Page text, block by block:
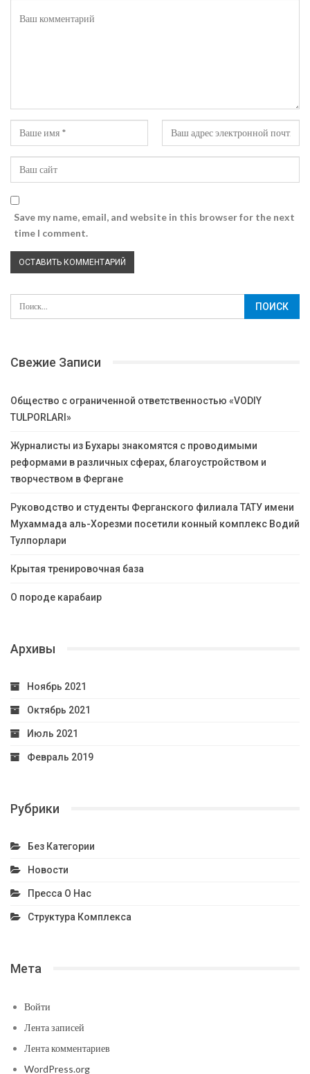
Save my name, email, and website in this browser for the next
time I comment.
Свежие Записи
Общество с ограниченной ответственностью «VODIY
TULPORLARI»
Журналисты из Бухары знакомятся с проводимыми
реформами в различных сферах, благоустройством и
творчеством в Фергане
Руководство и студенты Ферганского филиала ТАТУ имени
Мухаммада аль-Хорезми посетили конный комплекс Водий
Тулпорлари
Крытая тренировочная база
О породе карабаир
Архивы
Ноябрь 2021
Октябрь 2021
Июль 2021
Февраль 2019
Рубрики
Без Категории
Новости
Пресса О Нас
Структура Комплекса
Мета
Войти
Лента записей
Лента комментариев
WordPress.org